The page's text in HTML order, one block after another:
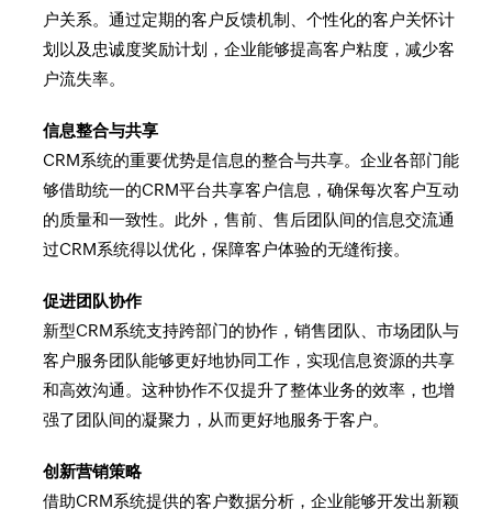
户关系。通过定期的客户反馈机制、个性化的客户关怀计
划以及忠诚度奖励计划，企业能够提高客户粘度，减少客
户流失率。
信息整合与共享
CRM系统的重要优势是信息的整合与共享。企业各部门能
够借助统一的CRM平台共享客户信息，确保每次客户互动
的质量和一致性。此外，售前、售后团队间的信息交流通
过CRM系统得以优化，保障客户体验的无缝衔接。
促进团队协作
新型CRM系统支持跨部门的协作，销售团队、市场团队与
客户服务团队能够更好地协同工作，实现信息资源的共享
和高效沟通。这种协作不仅提升了整体业务的效率，也增
强了团队间的凝聚力，从而更好地服务于客户。
创新营销策略
借助CRM系统提供的客户数据分析，企业能够开发出新颖